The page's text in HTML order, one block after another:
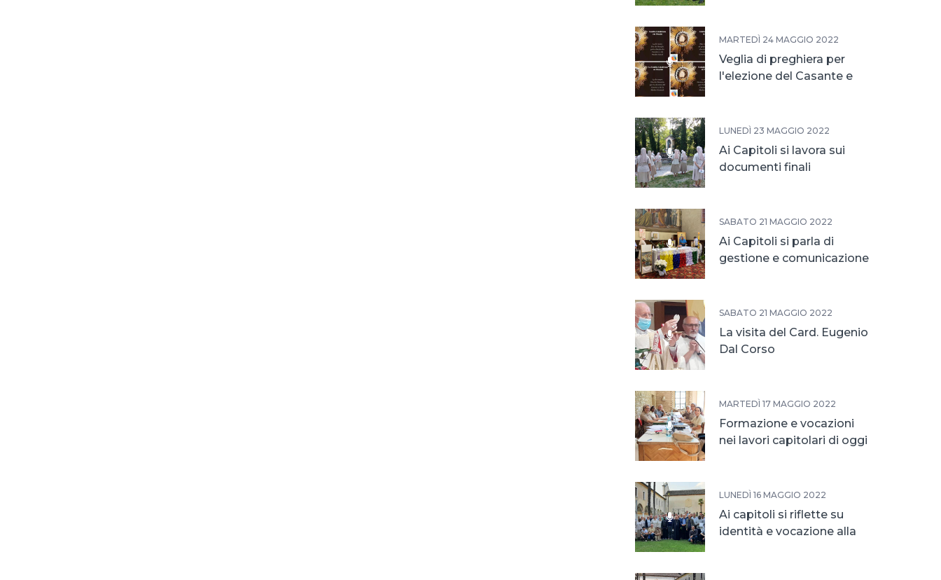
MARTEDÌ 24 MAGGIO 2022
Veglia di preghiera per
l'elezione del Casante e
LUNEDÌ 23 MAGGIO 2022
Ai Capitoli si lavora sui
documenti finali
SABATO 21 MAGGIO 2022
Ai Capitoli si parla di
gestione e comunicazione
SABATO 21 MAGGIO 2022
La visita del Card. Eugenio
Dal Corso
MARTEDÌ 17 MAGGIO 2022
Formazione e vocazioni
nei lavori capitolari di oggi
LUNEDÌ 16 MAGGIO 2022
Ai capitoli si riflette su
identità e vocazione alla